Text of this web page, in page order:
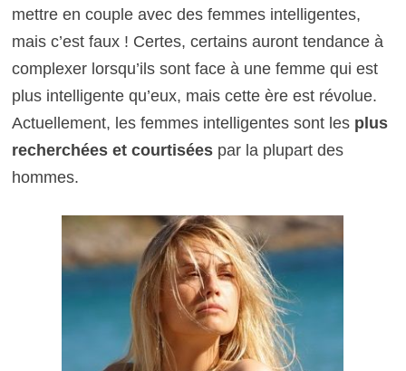
mettre en couple avec des femmes intelligentes,
mais c’est faux ! Certes, certains auront tendance à
complexer lorsqu’ils sont face à une femme qui est
plus intelligente qu’eux, mais cette ère est révolue.
Actuellement, les femmes intelligentes sont les plus
recherchées et courtiséespar la plupart des
hommes.